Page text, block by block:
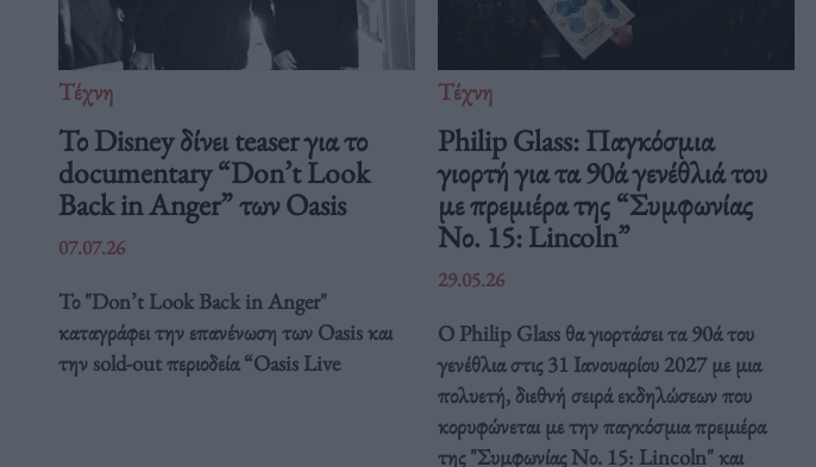
Τέχνη
Το Disney δίνει teaser για το
documentary “Don’t Look
Back in Anger” των Oasis
07.07.26
Το "Don’t Look Back in Anger"
καταγράφει την επανένωση των Oasis και
την sold-out περιοδεία “Oasis Live
Τέχνη
Philip Glass: Παγκόσμια
γιορτή για τα 90ά γενέθλιά του
με πρεμιέρα της “Συμφωνίας
Νο. 15: Lincoln”
29.05.26
Ο Philip Glass θα γιορτάσει τα 90ά του
γενέθλια στις 31 Ιανουαρίου 2027 με μια
πολυετή, διεθνή σειρά εκδηλώσεων που
κορυφώνεται με την παγκόσμια πρεμιέρα
της "Συμφωνίας Νο. 15: Lincoln" και